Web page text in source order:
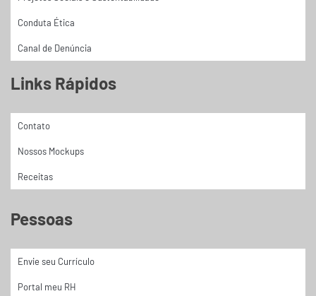
Conduta Ética
Canal de Denúncia
Links Rápidos
Contato
Nossos Mockups
Receitas
Pessoas
Envie seu Currículo
Portal meu RH